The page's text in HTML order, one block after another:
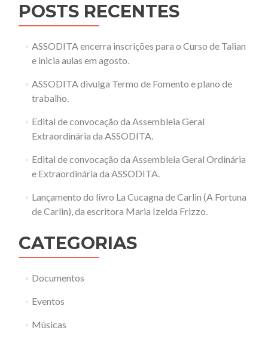
POSTS RECENTES
ASSODITA encerra inscrições para o Curso de Talian
e inicia aulas em agosto.
ASSODITA divulga Termo de Fomento e plano de
trabalho.
Edital de convocação da Assembleia Geral
Extraordinária da ASSODITA.
Edital de convocação da Assembleia Geral Ordinária
e Extraordinária da ASSODITA.
Lançamento do livro La Cucagna de Carlin (A Fortuna
de Carlin), da escritora Maria Izelda Frizzo.
CATEGORIAS
Documentos
Eventos
Músicas